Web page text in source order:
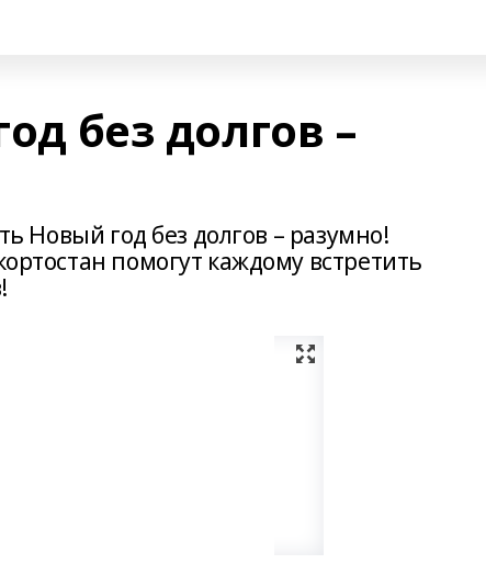
без долгов –
Новый год без долгов – разумно!
помогут каждому встретить